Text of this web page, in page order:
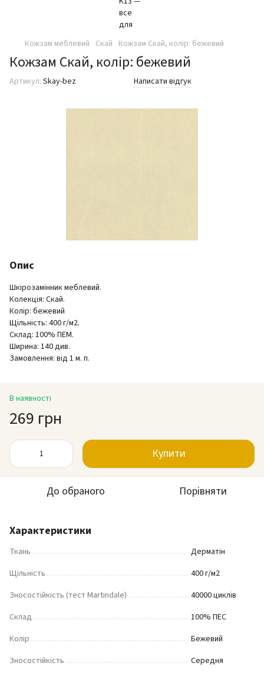
Кожзам меблевий Скай Кожзам Скай, колір: бежевий
Кожзам Скай, колір: бежевий
Артикул: Skay-bez Написати відгук
Опис
Шкірозамінник меблевий.
Колекція: Скай.
Колір: бежевий
Щільність: 400 г/м2.
Склад: 100% ПЕМ.
Ширина: 140 див.
Замовлення: від 1 м. п.
В наявності
269 грн
Купити
До обраного Порівняти
Характеристики
Ткань
Дерматін
Щільність
400 г/м2
Зносостійкість (тест Martindale)
40000 циклів
Склад
100% ПЕС
Колір
Бежевий
Зносостійкість
Середня